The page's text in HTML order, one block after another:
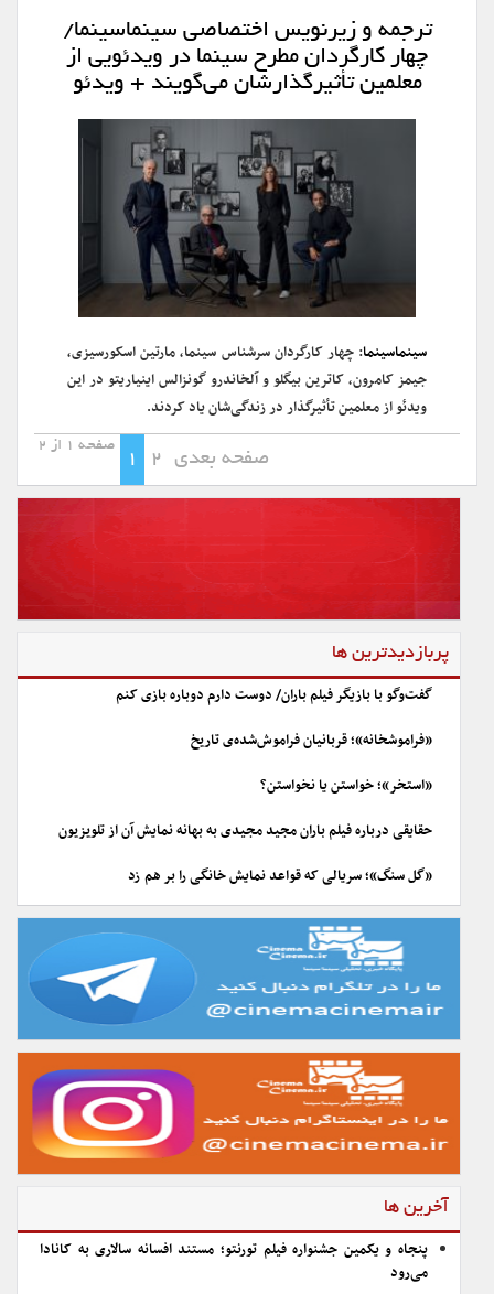
ترجمه و زیرنویس اختصاصی سینماسینما/
چهار کارگردان مطرح سینما در ویدئویی از
معلمین تأثیرگذارشان می‌گویند + ویدئو
سینماسینما: چهار کارگردان سرشناس سینما، مارتین اسکورسیزی،
جیمز کامرون، کاترین بیگلو و آلخاندرو گونزالس اینیاریتو در این
ویدئو از معلمین تأثیرگذار در زندگی‌شان یاد کردند.
صفحه 1 از 2
1 2 صفحه بعدی
پربازدیدترین ها
گفت‌وگو با بازیگر فیلم باران/ دوست دارم دوباره بازی کنم
«فراموشخانه»؛ قربانیان فراموش‌شده‌ی تاریخ
«استخر»؛ خواستن یا نخواستن؟
حقایقی درباره فیلم باران مجید مجیدی به بهانه نمایش آن از تلویزیون
«گل سنگ»؛ سریالی که قواعد نمایش خانگی را بر هم زد
آخرین ها
پنجاه و یکمین جشنواره فیلم تورنتو؛ مستند افسانه سالاری به کانادا
می‌رود